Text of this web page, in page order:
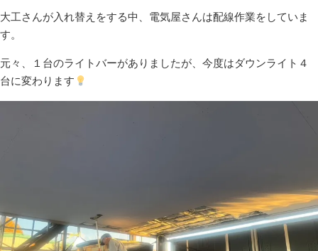
大工さんが入れ替えをする中、電気屋さんは配線作業をしていま
す。
元々、１台のライトバーがありましたが、今度はダウンライト４
台に変わります